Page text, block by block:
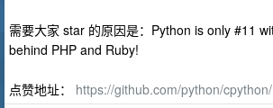
需要大家 star 的原因是：Python is only #11
behind PHP and Ruby!
点赞地址： https://github.com/python/cpython/